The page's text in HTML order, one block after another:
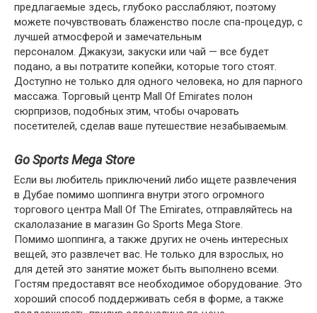
предлагаемые здесь, глубоко расслабляют, поэтому
можете почувствовать блаженство после спа-процедур, с
лучшей атмосферой и замечательным
персоналом. Джакузи, закуски или чай — все будет
подано, а вы потратите копейки, которые того стоят.
Доступно не только для одного человека, но для парного
массажа. Торговый центр Mall Of Emirates полон
сюрпризов, подобных этим, чтобы очаровать
посетителей, сделав ваше путешествие незабываемым.
Go Sports Mega Store
Если вы любитель приключений либо ищете развлечения
в Дубае помимо шоппинга внутри этого огромного
торгового центра Mall Of The Emirates, отправляйтесь на
скалолазание в магазин Go Sports Mega Store.
Помимо шоппинга, а также других не очень интересных
вещей, это развлечет вас. Не только для взрослых, но
для детей это занятие может быть выполнено всеми.
Гостям предоставят все необходимое оборудование. Это
хороший способ поддерживать себя в форме, а также